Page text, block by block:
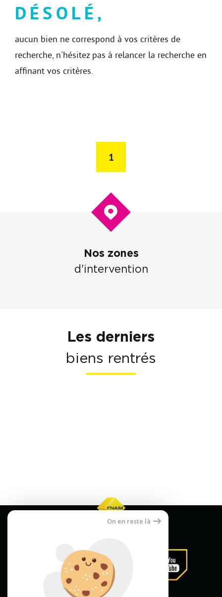
DÉSOLÉ,
aucun bien ne correspond à vos critères de
recherche, n'hésitez pas à relancer la recherche en
affinant vos critères.
1
Nos zones
d'intervention
Les derniers
biens rentrés
On en reste là